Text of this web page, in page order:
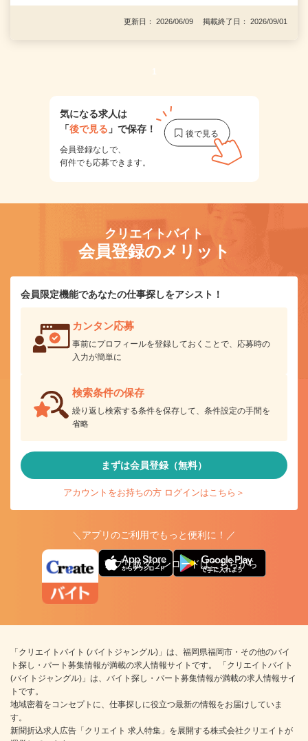
更新日： 2026/06/09 掲載終了日： 2026/09/01
1
気になる求人は
「後で見る 」で保存！
会員登録なしで、
何件でも応募できます。
クリエイトバイト
会員登録のメリット
会員限定機能であなたの仕事探しをアシスト！
カンタン応募
事前にプロフィールを登録しておくことで、応募時の
入力が簡単に
検索条件の保存
繰り返し検索する条件を保存して、条件設定の手間を
省略
まずは会員登録（無料）
アカウントをお持ちの方 ログインはこちら＞
＼アプリのご利用でもっと便利に！／
アプリ版ダウンロードはこちらから
「クリエイトバイト (バイトジャングル)」は、福岡県福岡市・その他のバイ
ト探し・パート募集情報が満載の求人情報サイトです。 「クリエイトバイト
(バイトジャングル)」は、バイト探し・パート募集情報が満載の求人情報サイ
トです。
地域密着をコンセプトに、仕事探しに役立つ最新の情報をお届けしていま
す。
新聞折込求人広告「クリエイト 求人特集」を展開する株式会社クリエイトが